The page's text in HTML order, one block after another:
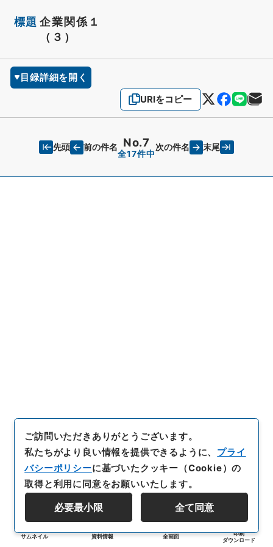
標題 企業関係１
（３）
目録詳細を開く
URIをコピー
先頭 前の件名 No.7
全17件中
次の件名 末尾
サムネイル 資料情報 全画面
印刷
ダウンロード
ご訪問いただきありがとうございます。
私たちがより良い情報を提供できるように、 プライ
バシーポリシーに基づいたクッキー（Cookie）の
取得と利用に同意をお願いいたします。
必要最小限 全て同意